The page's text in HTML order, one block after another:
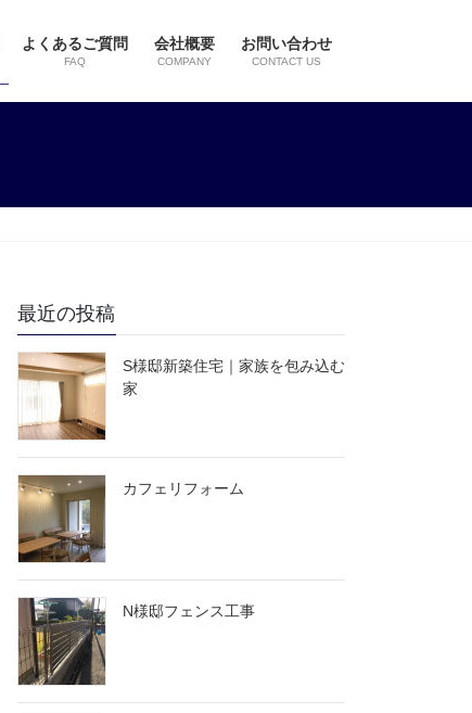
よくあるご質問
FAQ
会社概要
COMPANY
お問い合わせ
CONTACT US
最近の投稿
S様邸新築住宅｜家族を包み込む
家
カフェリフォーム
N様邸フェンス工事